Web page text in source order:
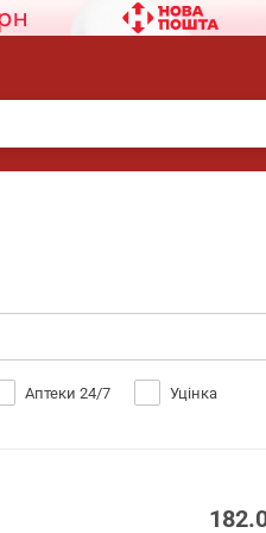
Аптеки 24/7 Уцінка